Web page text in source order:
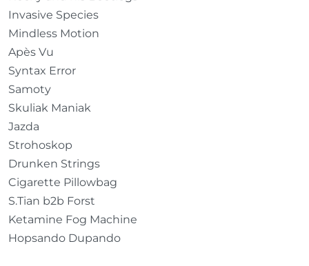
Invasive Species
Mindless Motion
Apès Vu
Syntax Error
Samoty
Skuliak Maniak
Jazda
Strohoskop
Drunken Strings
Cigarette Pillowbag
S.Tian b2b Forst
Ketamine Fog Machine
Hopsando Dupando